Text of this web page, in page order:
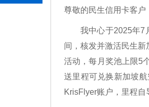
尊敬的民生信用卡客户
我中心于2025年7
间，核发并激活民生
活动，每月奖池上限5
送里程可兑换新加坡
KrisFlyer账户，里程